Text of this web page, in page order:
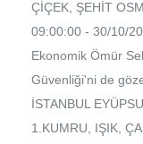
gösterilmeyecektir."
Sizlere daha iyi bir
toplumu
ÇİÇEK, ŞEHİT
09:00:00 - 30/10/
Ekonomik Ömür
Güvenliği'ni de
İSTANBUL
1.KUMRU, IŞIK,